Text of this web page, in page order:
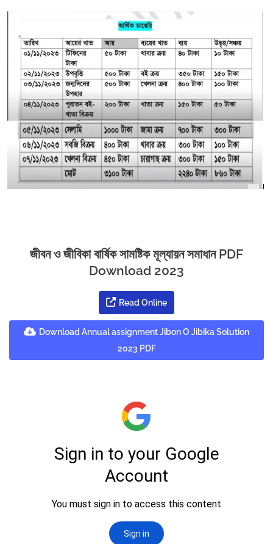
জীবন ও জীবিকা বার্ষিক সামষ্টিক মূল্যায়ন সমাধান PDF
Download 2023
Read Online
Download Annual assignment Jibon O Jibika Solution
2023 PDF